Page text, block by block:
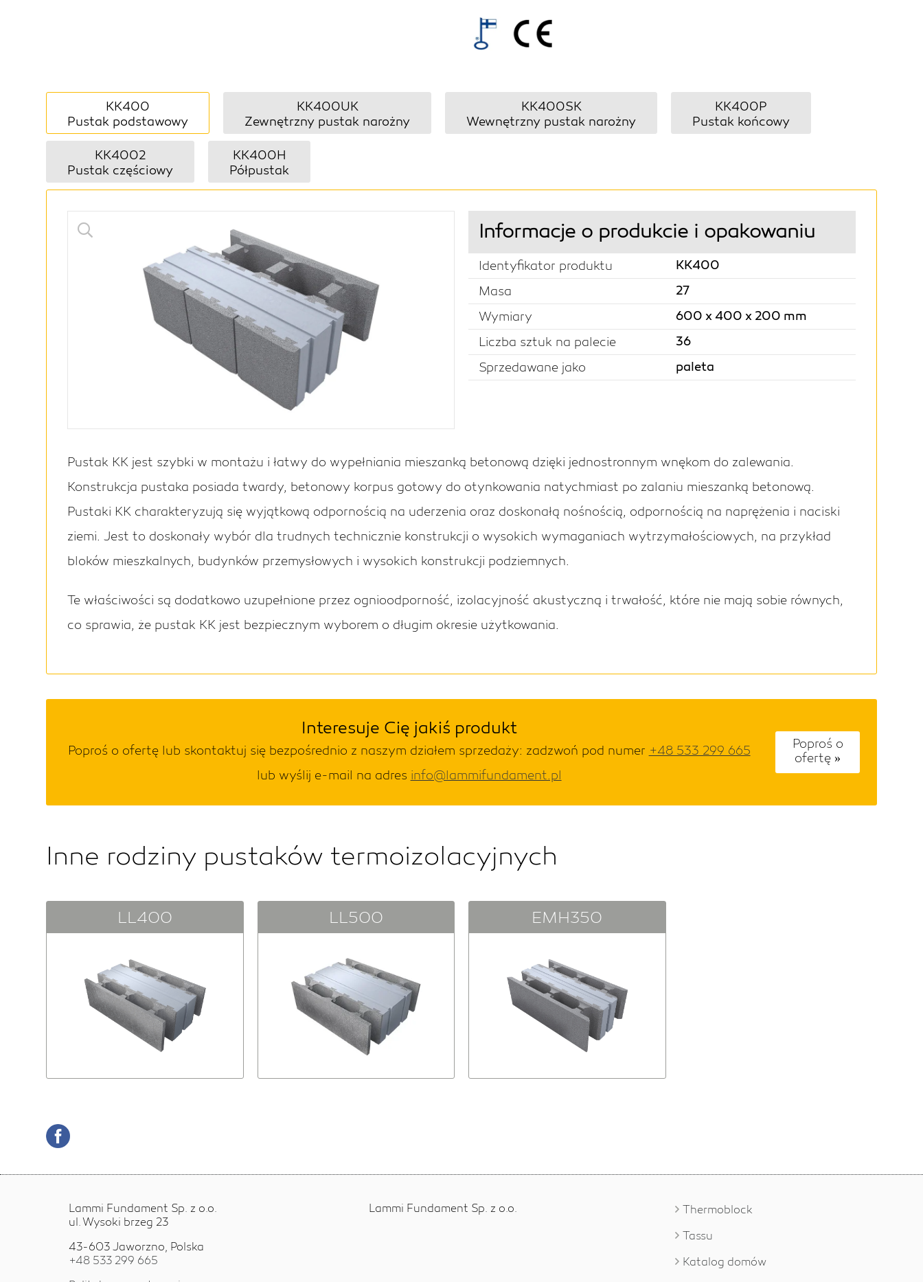
KK400
Pustak podstawowy
KK400UK
Zewnętrzny pustak narożny
KK400SK
Wewnętrzny pustak narożny
KK400P
Pustak końcowy
KK4002
Pustak częściowy
KK400H
Półpustak
Informacje o produkcie i opakowaniu
Identyfikator produktu KK400
Masa 27
Wymiary 600 x 400 x 200 mm
Liczba sztuk na palecie 36
Sprzedawane jako paleta
Pustak KK jest szybki w montażu i łatwy do wypełniania mieszanką betonową dzięki jednostronnym wnękom do zalewania.
Konstrukcja pustaka posiada twardy, betonowy korpus gotowy do otynkowania natychmiast po zalaniu mieszanką betonową.
Pustaki KK charakteryzują się wyjątkową odpornością na uderzenia oraz doskonałą nośnością, odpornością na naprężenia i naciski
ziemi. Jest to doskonały wybór dla trudnych technicznie konstrukcji o wysokich wymaganiach wytrzymałościowych, na przykład
bloków mieszkalnych, budynków przemysłowych i wysokich konstrukcji podziemnych.
Te właściwości są dodatkowo uzupełnione przez ognioodporność, izolacyjność akustyczną i trwałość, które nie mają sobie równych,
co sprawia, że pustak KK jest bezpiecznym wyborem o długim okresie użytkowania.
Interesuje Cię jakiś produkt
Poproś o ofertę lub skontaktuj się bezpośrednio z naszym działem sprzedaży: zadzwoń pod numer +48 533 299 665
lub wyślij e-mail na adres info@lammifundament.pl
Poproś o
ofertę
Inne rodziny pustaków termoizolacyjnych
LL400 LL500 EMH350
Lammi Fundament Sp. z o.o.
ul. Wysoki brzeg 23
43-603 Jaworzno, Polska
+48 533 299 665
Lammi Fundament Sp. z o.o. Thermoblock
Tassu
Katalog domów